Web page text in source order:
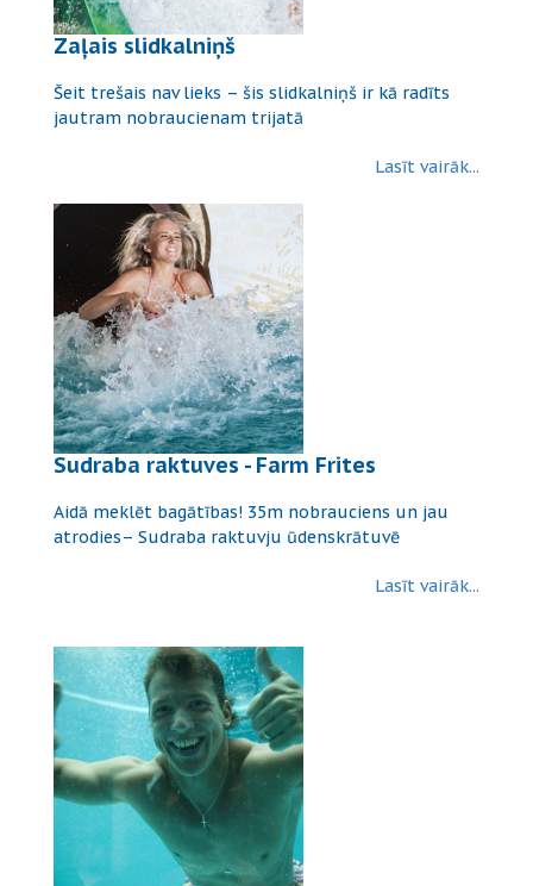
Zaļais slidkalniņš
Šeit trešais nav lieks – šis slidkalniņš ir kā radīts
jautram nobraucienam trijatā
Lasīt vairāk...
Sudraba raktuves - Farm Frites
Aidā meklēt bagātības! 35m nobrauciens un jau
atrodies– Sudraba raktuvju ūdenskrātuvē
Lasīt vairāk...